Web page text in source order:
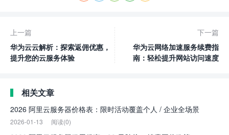
上一篇
华为云云解析：探索返佣优惠，
提升您的云服务体验
下一篇
华为云网络加速服务续费指
南：轻松提升网站访问速度
相关文章
2026 阿里云服务器价格表：限时活动覆盖个人 / 企业全场景
2026-01-13 阅读(0)